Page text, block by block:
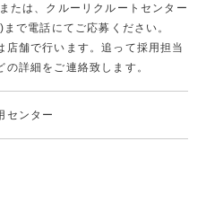
たは、クルーリクルートセンター
で電話にてご応募ください。
舗で行います。追って採用担当
の詳細をご連絡致します。
センター